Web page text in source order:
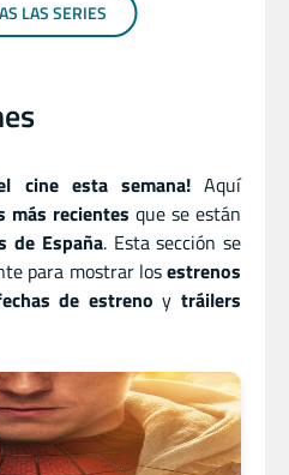
LAS SERIES
cine esta semana!Aquí
más recientes que se están
de España. Esta sección se
para mostrar losestrenos
de estreno ytráilers